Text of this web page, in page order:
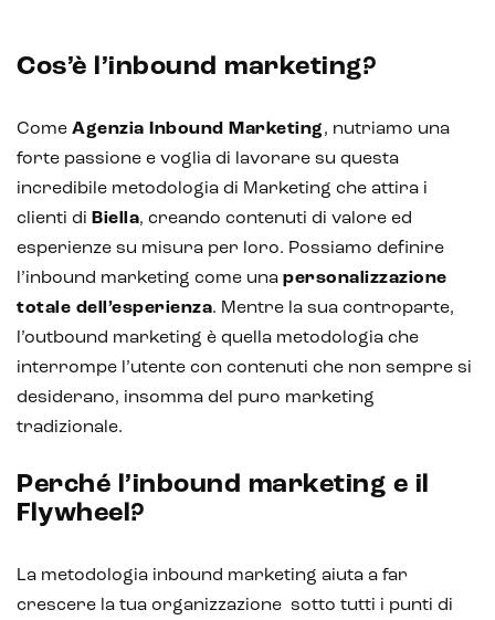
Metaverso
Cos’è l’inbound marketing?
Come Agenzia Inbound Marketing, nutriamo una
forte passione e voglia di lavorare su questa
incredibile metodologia di Marketing che attira i
clienti di Biella, creando contenuti di valore ed
esperienze su misura per loro. Possiamo definire
l’inbound marketing come una personalizzazione
totale dell’esperienza. Mentre la sua controparte,
l’outbound marketing è quella metodologia che
interrompe l’utente con contenuti che non sempre si
desiderano, insomma del puro marketing
tradizionale.
Perché l’inbound marketing e il
Flywheel?
La metodologia inbound marketing aiuta a far
crescere la tua organizzazione sotto tutti i punti di